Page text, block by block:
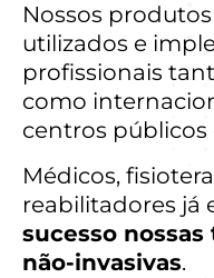
Nossos
utilizados e
profissionais
como
centros públicos
Médicos,
reabilitadores já
sucesso
não-invasivas.